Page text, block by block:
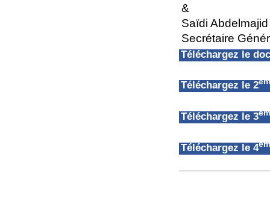
&
Saïdi Abdelmajid
Secrétaire
Téléchargez le
Téléchargez le 2
Téléchargez le 3
Téléchargez le 4